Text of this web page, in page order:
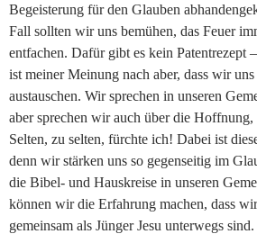
Begeisterung für den Glauben
Fall sollten wir uns bemühen, das Feuer
entfachen. Dafür gibt es kein Patentrezept
ist meiner Meinung nach aber, dass wir
austauschen. Wir sprechen in unseren
aber sprechen wir auch über die
Selten, zu selten, fürchte ich! Dabei ist
denn wir stärken uns so gegenseitig im
die Bibel- und Hauskreise in unseren
können wir die Erfahrung machen, dass
gemeinsam als Jünger Jesu unterwegs sind.